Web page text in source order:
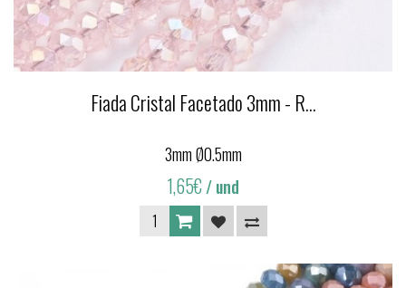
Fiada Cristal Facetado 3mm - R...
3mm Ø0.5mm
1,65€/ und